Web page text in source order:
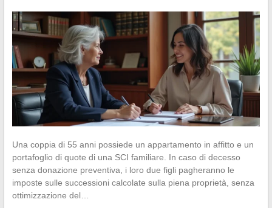
Una coppia di 55 anni possiede un appartamento in affitto e un
portafoglio di quote di una SCI familiare. In caso di decesso
senza donazione preventiva, i loro due figli pagheranno le
imposte sulle successioni calcolate sulla piena proprietà, senza
ottimizzazione del…